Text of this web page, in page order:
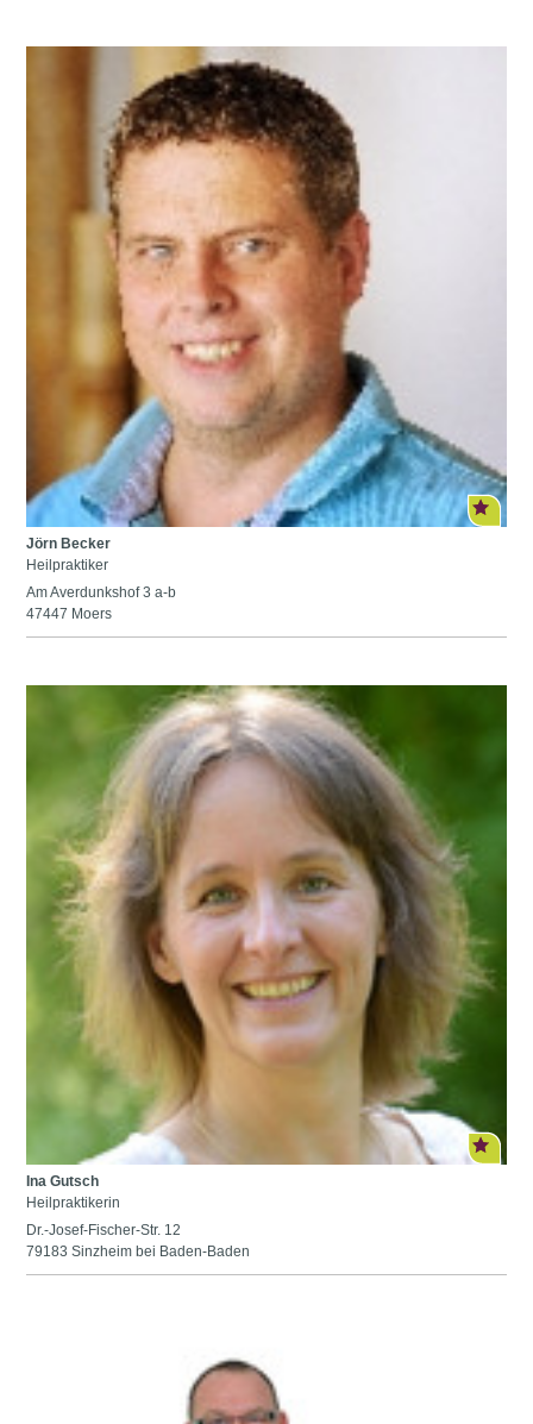
Jörn Becker
Heilpraktiker
Am Averdunkshof 3 a-b
47447 Moers
Ina Gutsch
Heilpraktikerin
Dr.-Josef-Fischer-Str. 12
79183 Sinzheim bei Baden-Baden